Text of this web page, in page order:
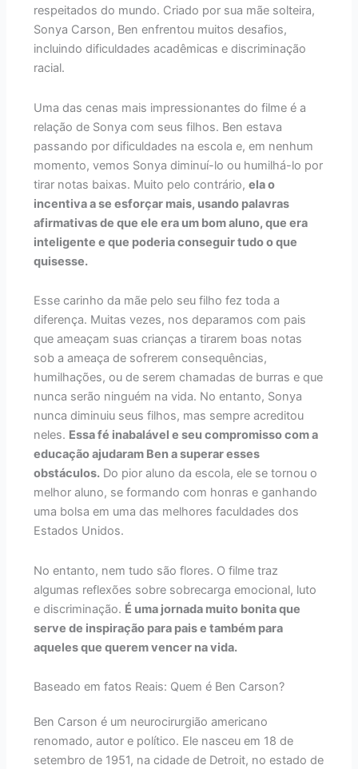
respeitados do mundo. Criado por sua mãe solteira,
Sonya Carson, Ben enfrentou muitos desafios,
incluindo dificuldades acadêmicas e discriminação
racial.
Uma das cenas mais impressionantes do filme é a
relação de Sonya com seus filhos. Ben estava
passando por dificuldades na escola e, em nenhum
momento, vemos Sonya diminuí-lo ou humilhá-lo por
tirar notas baixas. Muito pelo contrário,ela o
incentiva a se esforçar mais, usando palavras
afirmativas de que ele era um bom aluno, que era
inteligente e que poderia conseguir tudo o que
quisesse.
Esse carinho da mãe pelo seu filho fez toda a
diferença. Muitas vezes, nos deparamos com pais
que ameaçam suas crianças a tirarem boas notas
sob a ameaça de sofrerem consequências,
humilhações, ou de serem chamadas de burras e que
nunca serão ninguém na vida. No entanto, Sonya
nunca diminuiu seus filhos, mas sempre acreditou
neles. Essa fé inabalável e seu compromisso com a
educação ajudaram Ben a superar esses
obstáculos. Do pior aluno da escola, ele se tornou o
melhor aluno, se formando com honras e ganhando
uma bolsa em uma das melhores faculdades dos
Estados Unidos.
No entanto, nem tudo são flores. O filme traz
algumas reflexões sobre sobrecarga emocional, luto
e discriminação. É uma jornada muito bonita que
serve de inspiração para pais e também para
aqueles que querem vencer na vida.
Baseado em fatos Reais: Quem é Ben Carson?
Ben Carson é um neurocirurgião americano
renomado, autor e político. Ele nasceu em 18 de
setembro de 1951, na cidade de Detroit, no estado de